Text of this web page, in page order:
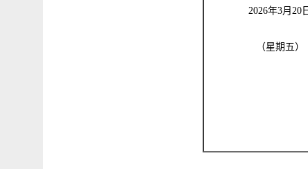
2026年3月 20
（星期五）